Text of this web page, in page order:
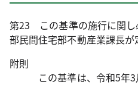
第23 この基準の施行に関し
部民間住宅部不動産業課長が
附則
この基準は、令和5年3月